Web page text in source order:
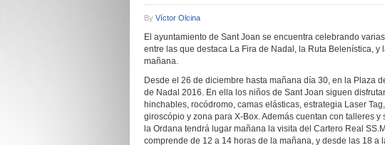
By Víctor Olcina
El ayuntamiento de Sant Joan se encuentra celebrando
entre las que destaca La Fira de Nadal, la Ruta Belenística,
mañana.
Desde el 26 de diciembre hasta mañana día 30, en la Plaza
de Nadal 2016. En ella los niños de Sant Joan siguen
hinchables, rocódromo, camas elásticas, estrategia Laser
giroscópio y zona para X-Box. Además cuentan con talleres
la Ordana tendrá lugar mañana la visita del Cartero Real
comprende de 12 a 14 horas de la mañana, y desde las 18